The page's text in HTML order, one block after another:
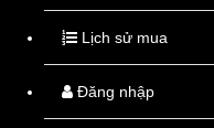
Lịch sử mua
Đăng nhập
130.000đ
Điều trị triệu chứng cho bệnh lý suy